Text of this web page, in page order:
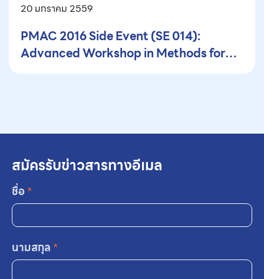
20 มกราคม 2559
PMAC 2016 Side Event (SE 014):
Advanced Workshop in Methods for
สมัครรับข่าวสารทางอีเมล
ชื่อ*
นามสกุล *